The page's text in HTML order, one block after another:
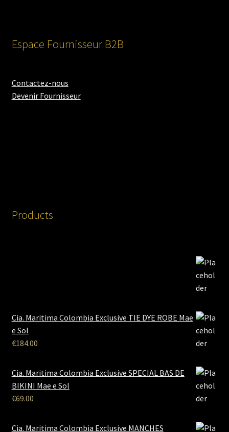
Espace Fournisseur B2B
Contactez-nous
Devenir Fournisseur
Products
Cia. Maritima Colombia Exclusive TIE DYE ROBE Mae
e Sol
€184.00
Cia. Maritima Colombia Exclusive SPECIAL BAS DE
BIKINI Mae e Sol
€69.00
Cia. Maritima Colombia Exclusive MANCHES